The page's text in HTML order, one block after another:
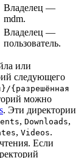
Владелец —
mdm.
Владелец —
пользователь.
или
следующего
{разрешённая
можно
. Эти директории
, Downloads,
, Videos.
Если